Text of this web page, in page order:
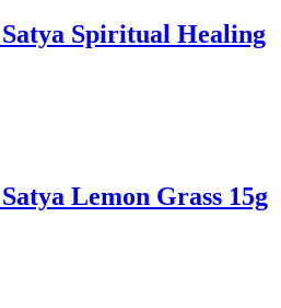
Satya Spiritual Healing
Lemon Grass 15g